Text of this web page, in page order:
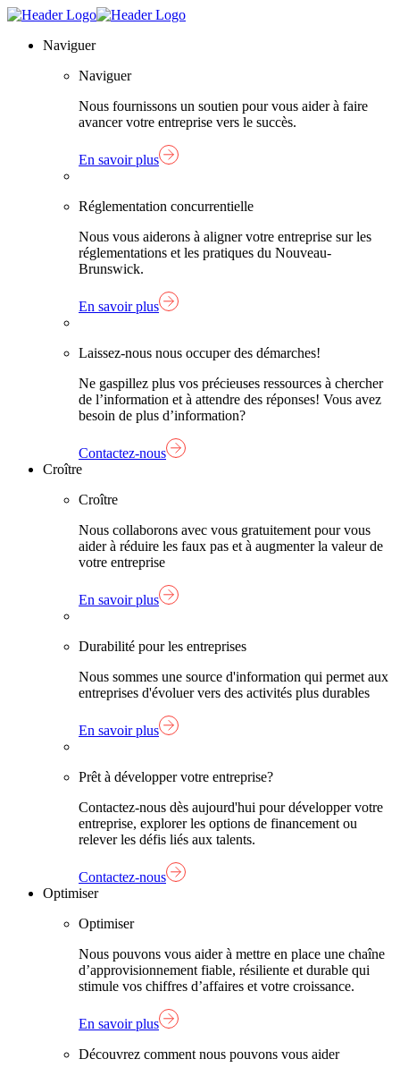
Skip
content
Lien
Naviguer
Naviguer
Nous fournissons un soutien pour vous aider à faire
avancer votre entreprise vers le succès.
En savoir plus
Réglementation concurrentielle
Nous vous aiderons à aligner votre entreprise sur les
réglementations et les pratiques du Nouveau-
Brunswick.
En savoir plus
Laissez-nous nous occuper des démarches!
Ne gaspillez plus vos précieuses ressources à chercher
de l’information et à attendre des réponses! Vous avez
besoin de plus d’information?
Contactez-nous
Croître
Croître
Nous collaborons avec vous gratuitement pour vous
aider à réduire les faux pas et à augmenter la valeur de
votre entreprise
En savoir plus
Durabilité pour les entreprises
Nous sommes une source d'information qui permet aux
entreprises d'évoluer vers des activités plus durables
En savoir plus
Prêt à développer votre entreprise?
Contactez-nous dès aujourd'hui pour développer votre
entreprise, explorer les options de financement ou
relever les défis liés aux talents.
Contactez-nous
Optimiser
Optimiser
Nous pouvons vous aider à mettre en place une chaîne
d’approvisionnement fiable, résiliente et durable qui
stimule vos chiffres d’affaires et votre croissance.
En savoir plus
Découvrez comment nous pouvons vous aider